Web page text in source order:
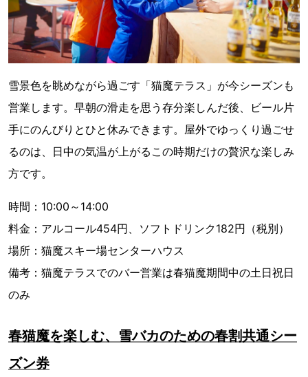
雪景色を眺めながら過ごす「猫魔テラス」が今シーズンも
営業します。早朝の滑走を思う存分楽しんだ後、ビール片
手にのんびりとひと休みできます。屋外でゆっくり過ごせ
るのは、日中の気温が上がるこの時期だけの贅沢な楽しみ
方です。
時間：10:00～14:00
料金：アルコール454円、ソフトドリンク182円（税別）
場所：猫魔スキー場センターハウス
備考：猫魔テラスでのバー営業は春猫魔期間中の土日祝日
のみ
春猫魔を楽しむ、雪バカのための春割共通シー
ズン券